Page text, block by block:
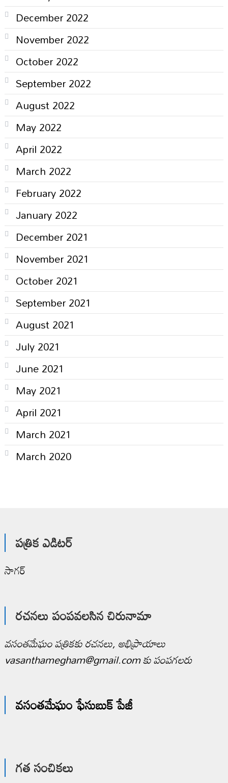
December 2022
November 2022
October 2022
September 2022
August 2022
May 2022
April 2022
March 2022
February 2022
January 2022
December 2021
November 2021
October 2021
September 2021
August 2021
July 2021
June 2021
May 2021
April 2021
March 2021
March 2020
పత్రిక ఎడిటర్
సాగర్
రచనలు పంపవలసిన చిరునామా
వసంతమేఘం పత్రికకు రచనలు, అభిప్రాయాలు
vasanthamegham@gmail.com కు పంపగలరు
వసంతమేఘం ఫేసుబుక్ పేజీ
గత సంచికలు